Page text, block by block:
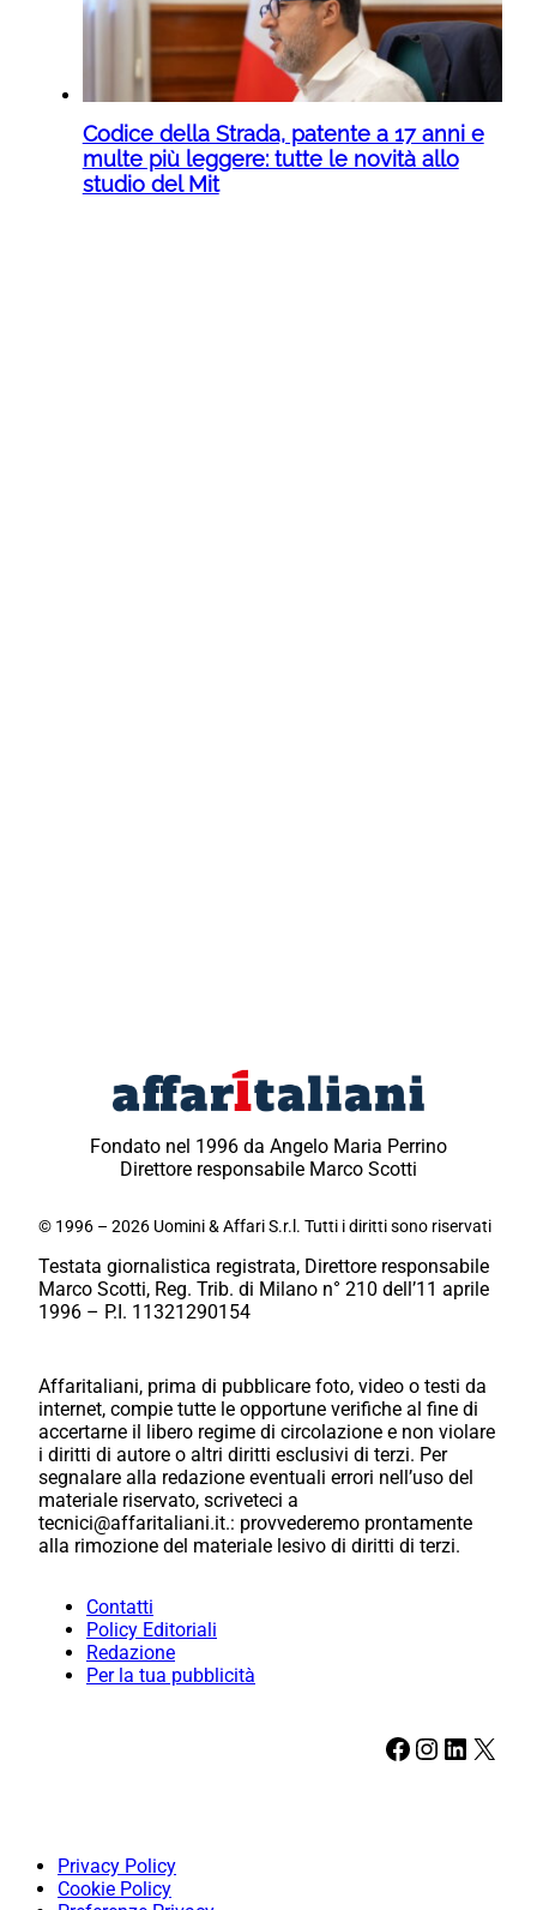
Codice della Strada, patente a 17 anni e
multe più leggere: tutte le novità allo
studio del Mit
Fondato nel 1996 da Angelo Maria Perrino
Direttore responsabile Marco Scotti
© 1996 – 2026 Uomini & Affari S.r.l. Tutti i diritti sono riservati
Testata giornalistica registrata, Direttore responsabile
Marco Scotti, Reg. Trib. di Milano n° 210 dell’11 aprile
1996 – P.I. 11321290154
Affaritaliani, prima di pubblicare foto, video o testi da
internet, compie tutte le opportune verifiche al fine di
accertarne il libero regime di circolazione e non violare
i diritti di autore o altri diritti esclusivi di terzi. Per
segnalare alla redazione eventuali errori nell’uso del
materiale riservato, scriveteci a
tecnici@affaritaliani.it.: provvederemo prontamente
alla rimozione del materiale lesivo di diritti di terzi.
Contatti
Policy Editoriali
Redazione
Per la tua pubblicità
Facebook Instagram LinkedIn X
Privacy Policy
Cookie Policy